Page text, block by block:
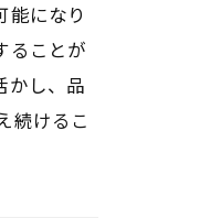
能になり
ることが
かし、品
続けるこ